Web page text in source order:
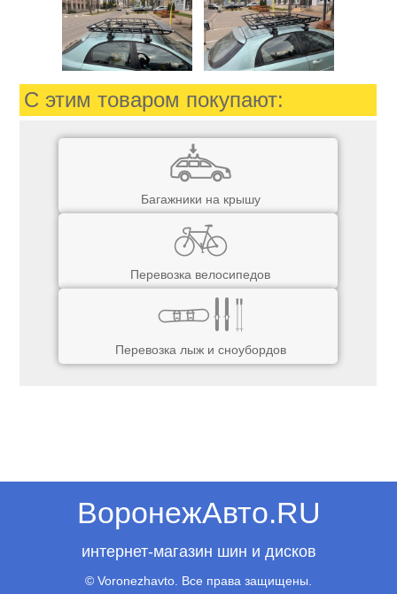
С этим товаром покупают:
Багажники на крышу
Перевозка велосипедов
Перевозка лыж и сноубордов
ВоронежАвто.RU
интернет-магазин шин и дисков
© Voronezhavto. Все права защищены.